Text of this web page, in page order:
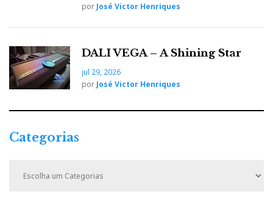
por José Victor Henriques
DALI VEGA – A Shining Star
jul 29, 2026
por José Victor Henriques
Categorias